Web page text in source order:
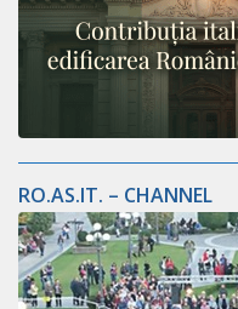
RO.AS.IT. – CHANNEL